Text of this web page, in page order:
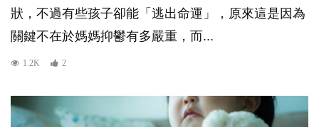
狀，不過有些孩子卻能「逃出命運」，原來這是因為
關鍵不在於媽媽抑鬱有多嚴重，而...
1.2K 2